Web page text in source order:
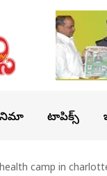
టాపిక్స్
camp in